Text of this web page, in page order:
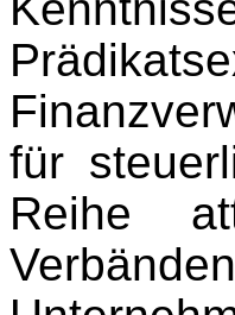
für
Reihe